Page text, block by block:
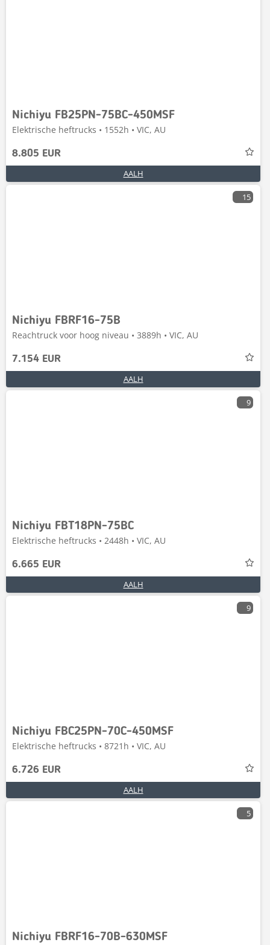
Nichiyu FB25PN-75BC-450MSF
Elektrische heftrucks • 1552h • VIC, AU
8.805 EUR
AALH
15
Nichiyu FBRF16-75B
Reachtruck voor hoog niveau • 3889h • VIC, AU
7.154 EUR
AALH
9
Nichiyu FBT18PN-75BC
Elektrische heftrucks • 2448h • VIC, AU
6.665 EUR
AALH
9
Nichiyu FBC25PN-70C-450MSF
Elektrische heftrucks • 8721h • VIC, AU
6.726 EUR
AALH
5
Nichiyu FBRF16-70B-630MSF